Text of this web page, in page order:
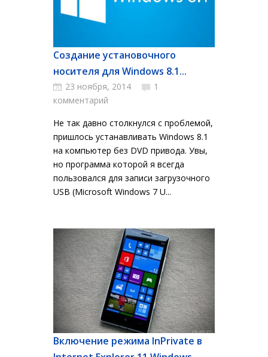
Создание установочного
носителя для Windows 8.1...
23 ноября, 2014
1
комментарий
Не так давно столкнулся с проблемой,
пришлось устанавливать Windows 8.1
на компьютер без DVD привода. Увы,
но программа которой я всегда
пользовался для записи загрузочного
USB (Microsoft Windows 7 U...
Включение режима InPrivate в